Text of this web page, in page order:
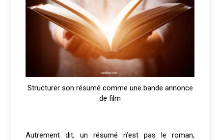
Structurer son résumé comme une bande annonce
de film
Autrement dit, un résumé n’est pas le roman,